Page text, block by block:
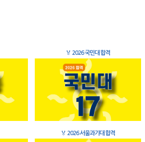
🏅 2026 국민대 합격
🏅 2026 서울과기대 합격